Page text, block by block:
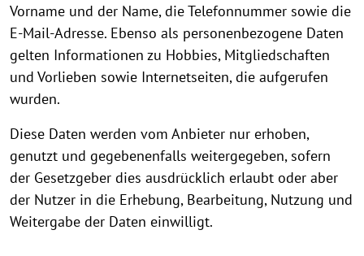
Vorname und der Name, die Telefonnummer sowie die
E-Mail-Adresse. Ebenso als personenbezogene Daten
gelten Informationen zu Hobbies, Mitgliedschaften
und Vorlieben sowie Internetseiten, die aufgerufen
wurden.
Diese Daten werden vom Anbieter nur erhoben,
genutzt und gegebenenfalls weitergegeben, sofern
der Gesetzgeber dies ausdrücklich erlaubt oder aber
der Nutzer in die Erhebung, Bearbeitung, Nutzung und
Weitergabe der Daten einwilligt.